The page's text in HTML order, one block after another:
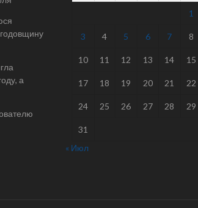
а
1
3 4 5 6 7 8
10 11 12 13 14 15
17 18 19 20 21 22
24 25 26 27 28 29
31
« Июл